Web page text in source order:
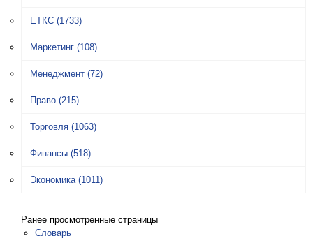
ЕТКС (1733)
Маркетинг (108)
Менеджмент (72)
Право (215)
Торговля (1063)
Финансы (518)
Экономика (1011)
Ранее просмотренные страницы
Словарь